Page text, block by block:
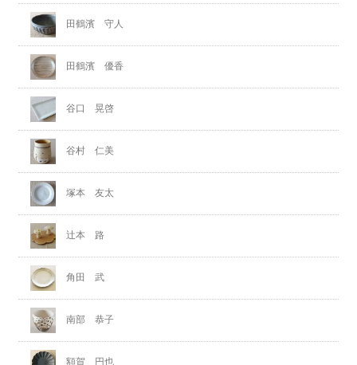
田鶴濱 守人
田鶴濱 優香
谷口 晃啓
谷村 仁美
塚本 友太
辻本 路
角田 武
南部 恭子
額賀 円也